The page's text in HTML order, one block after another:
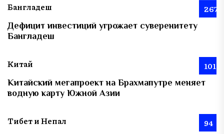
Бангладеш 267
Дефицит инвестиций угрожает суверенитету
Бангладеш
Китай 101
Китайский мегапроект на Брахмапутре меняет
водную карту Южной Азии
Тибет и Непал 94